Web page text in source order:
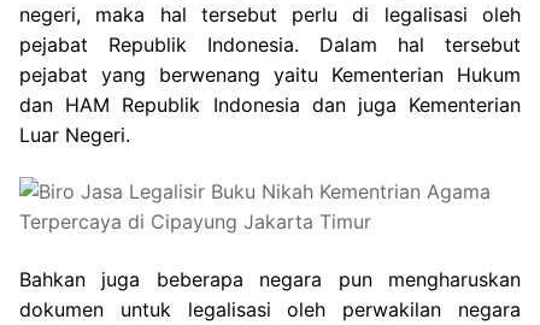
negeri, maka hal tersebut perlu di legalisasi oleh
pejabat Republik Indonesia. Dalam hal tersebut
pejabat yang berwenang yaitu Kementerian Hukum
dan HAM Republik Indonesia dan juga Kementerian
Luar Negeri.
Bahkan juga beberapa negara pun mengharuskan
dokumen untuk legalisasi oleh perwakilan negara